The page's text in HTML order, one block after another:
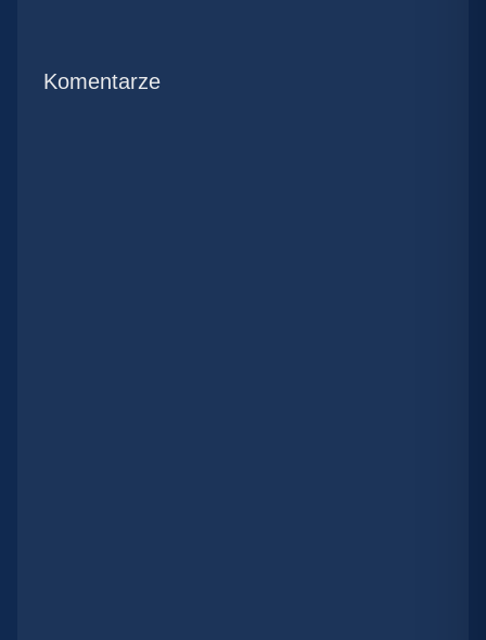
Komentarze